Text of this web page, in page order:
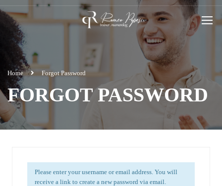
Home Forgot Password
FORGOT PASSWORD
Please enter your username or email address. You will
receive a link to create a new password via email.